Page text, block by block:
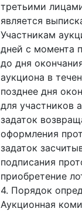
третьими
является
Участникам
дней с момента
до дня
аукциона в
позднее дня
для участников
задаток
оформления
задаток
подписания
приобретение
4. Порядок
Аукционная